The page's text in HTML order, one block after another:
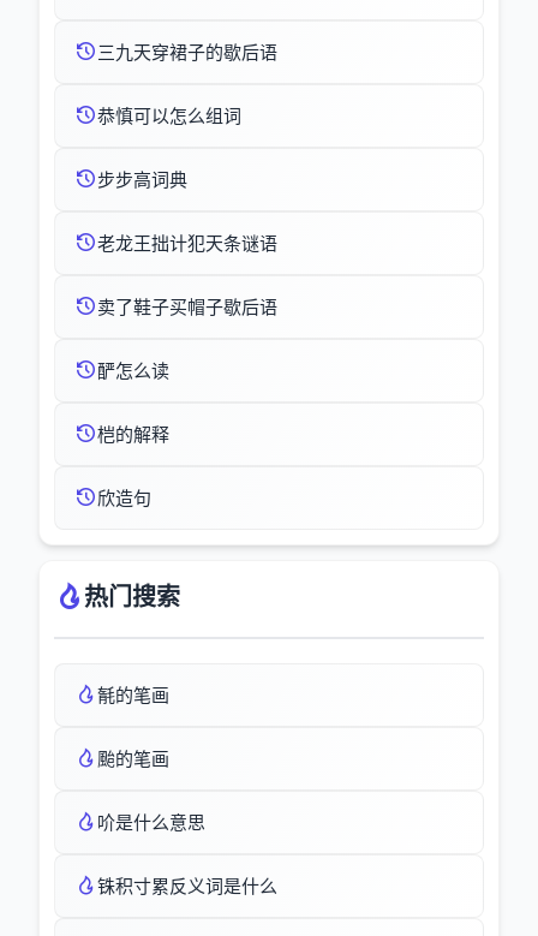
三九天穿裙子的歇后语
恭慎可以怎么组词
步步高词典
老龙王拙计犯天条谜语
卖了鞋子买帽子歇后语
酽怎么读
桤的解释
欣造句
热门搜索
毻的笔画
颱的笔画
吤是什么意思
铢积寸累反义词是什么